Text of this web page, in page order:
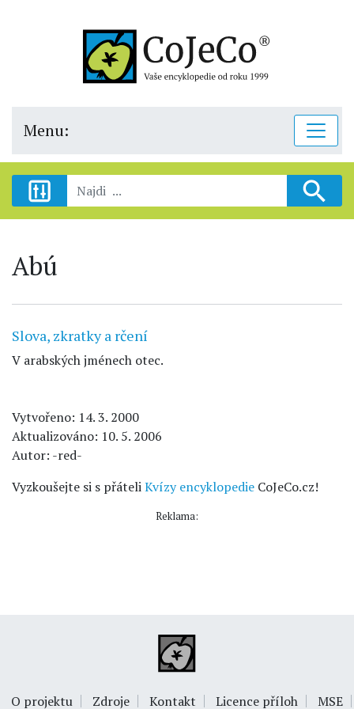
Menu:
Abú
Slova, zkratky a rčení
V arabských jménech otec.
Vytvořeno: 14. 3. 2000
Aktualizováno: 10. 5. 2006
Autor: -red-
Vyzkoušejte si s přáteliKvízy encyklopedie CoJeCo.cz!
Reklama:
O projektu Zdroje Kontakt Licence příloh MSE